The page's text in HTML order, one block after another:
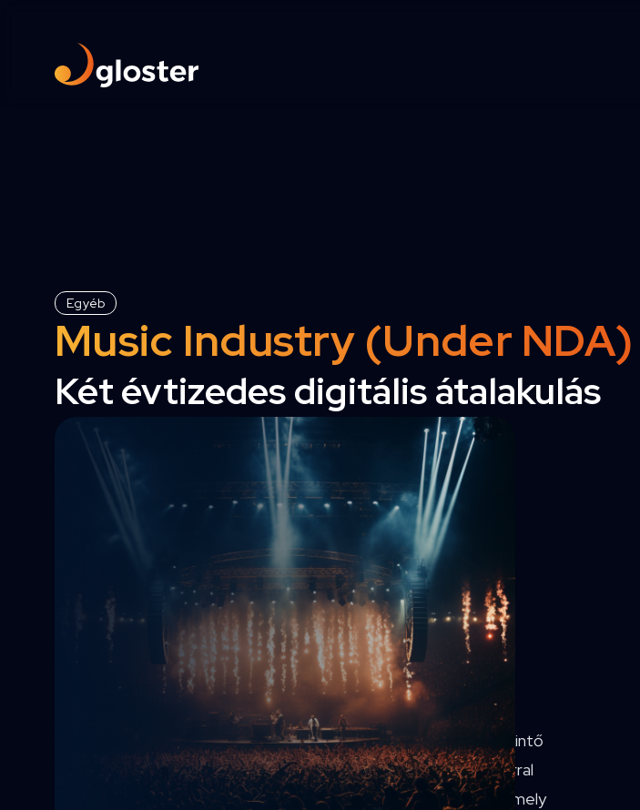
Egyéb
Music Industry (Under NDA)
Két évtizedes digitális átalakulás
Az ügyfél az egyik legismertebb és legnagyobb múltra visszatekintő
zenei kiadó a világon, amely számos ismert előadóval és zenekarral
dolgozik együtt, és széles körű zenei repertoárral rendelkezik, amely